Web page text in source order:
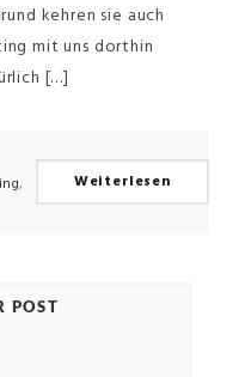
kehren sie auch
mit uns dorthin
[…]
,
Weiterlesen
POST